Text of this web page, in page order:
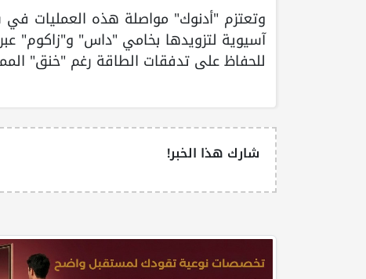
وتعتزم "أدنوك" مواصلة هذه العمليات
آسيوية لتزويدها بخامي "داس" و"زاكوم"
للحفاظ على تدفقات الطاقة رغم "خنق"
شارك هذا الخبر!